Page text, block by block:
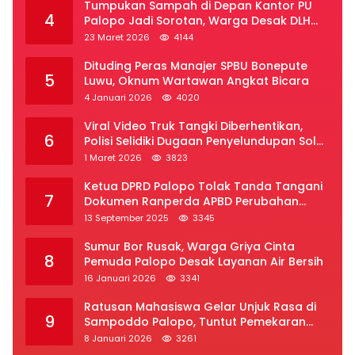
4
Tumpukan Sampah di Depan Kantor PU
Palopo Jadi Sorotan, Warga Desak DLH
Segera Bertindak
23 Maret 2026 4144
5
Dituding Peras Manajer SPBU Bonepute
Luwu, Oknum Wartawan Angkat Bicara
4 Januari 2026 4020
6
Viral Video Truk Tangki Diberhentikan,
Polisi Selidiki Dugaan Penyelundupan Solar
Subsidi di Palopo
1 Maret 2026 3823
7
Ketua DPRD Palopo Tolak Tanda Tangani
Dokumen Ranperda APBD Perubahan
2025
13 September 2025 3345
8
Sumur Bor Rusak, Warga Griya Cinta
Pemuda Palopo Desak Layanan Air Bersih
16 Januari 2026 3341
9
Ratusan Mahasiswa Gelar Unjuk Rasa di
Sampoddo Palopo, Tuntut Pemekaran
Provinsi Luwu Raya
8 Januari 2026 3261